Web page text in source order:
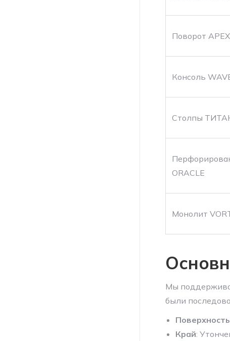
Поворот APEX
Консоль
Столпы
ORACLE
Монолит
Мы
были
Поверхность
Край: